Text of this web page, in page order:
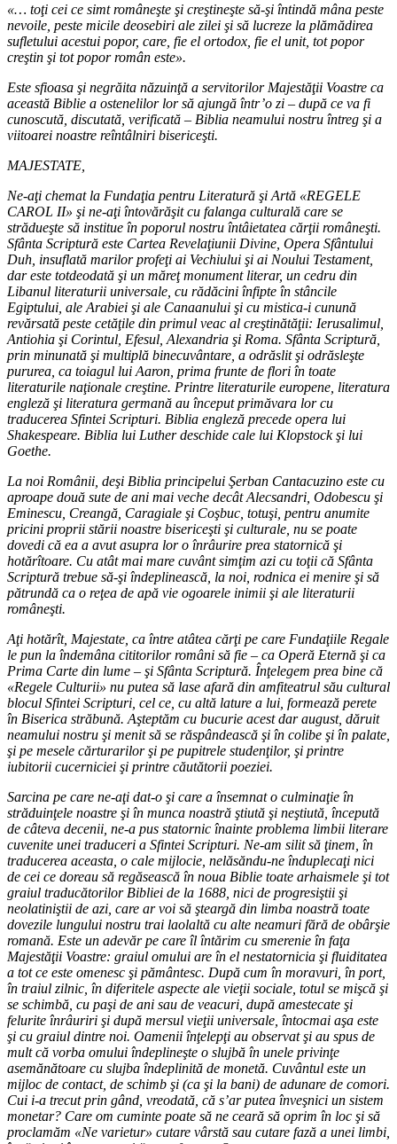
«… toţi cei ce simt româneşte şi creştineşte să-şi întindă mâna peste
nevoile, peste micile deosebiri ale zilei şi să lucreze la plămădirea
sufletului acestui popor, care, fie el ortodox, fie el unit, tot popor
creştin şi tot popor român este».
Este sfioasa şi negrăita năzuinţă a servitorilor Majestăţii Voastre ca
această Biblie a ostenelilor lor să ajungă într’o zi – după ce va fi
cunoscută, discutată, verificată – Biblia neamului nostru întreg şi a
viitoarei noastre reîntâlniri bisericeşti.
MAJESTATE,
Ne-aţi chemat la Fundaţia pentru Literatură şi Artă «REGELE
CAROL II» şi ne-aţi întovărăşit cu falanga culturală care se
strădueşte să institue în poporul nostru întâietatea cărţii româneşti.
Sfânta Scriptură este Cartea Revelaţiunii Divine, Opera Sfântului
Duh, insuflată marilor profeţi ai Vechiului şi ai Noului Testament,
dar este totdeodată şi un măreţ monument literar, un cedru din
Libanul literaturii universale, cu rădăcini înfipte în stâncile
Egiptului, ale Arabiei şi ale Canaanului şi cu mistica-i cunună
revărsată peste cetăţile din primul veac al creştinătăţii: Ierusalimul,
Antiohia şi Corintul, Efesul, Alexandria şi Roma. Sfânta Scriptură,
prin minunată şi multiplă binecuvântare, a odrăslit şi odrăsleşte
pururea, ca toiagul lui Aaron, prima frunte de flori în toate
literaturile naţionale creştine. Printre literaturile europene, literatura
engleză şi literatura germană au început primăvara lor cu
traducerea Sfintei Scripturi. Biblia engleză precede opera lui
Shakespeare. Biblia lui Luther deschide cale lui Klopstock şi lui
Goethe.
La noi Românii, deşi Biblia principelui Şerban Cantacuzino este cu
aproape două sute de ani mai veche decât Alecsandri, Odobescu şi
Eminescu, Creangă, Caragiale şi Coşbuc, totuşi, pentru anumite
pricini proprii stării noastre bisericeşti şi culturale, nu se poate
dovedi că ea a avut asupra lor o înrâurire prea statornică şi
hotărîtoare. Cu atât mai mare cuvânt simţim azi cu toţii că Sfânta
Scriptură trebue să-şi îndeplinească, la noi, rodnica ei menire şi să
pătrundă ca o reţea de apă vie ogoarele inimii şi ale literaturii
româneşti.
Aţi hotărît, Majestate, ca între atâtea cărţi pe care Fundaţiile Regale
le pun la îndemâna cititorilor români să fie – ca Operă Eternă şi ca
Prima Carte din lume – şi Sfânta Scriptură. Înţelegem prea bine că
«Regele Culturii» nu putea să lase afară din amfiteatrul său cultural
blocul Sfintei Scripturi, cel ce, cu altă lature a lui, formează perete
în Biserica străbună. Aşteptăm cu bucurie acest dar august, dăruit
neamului nostru şi menit să se răspândească şi în colibe şi în palate,
şi pe mesele cărturarilor şi pe pupitrele studenţilor, şi printre
iubitorii cucerniciei şi printre căutătorii poeziei.
Sarcina pe care ne-aţi dat-o şi care a însemnat o culminaţie în
străduinţele noastre şi în munca noastră ştiută şi neştiută, începută
de câteva decenii, ne-a pus statornic înainte problema limbii literare
cuvenite unei traduceri a Sfintei Scripturi. Ne-am silit să ţinem, în
traducerea aceasta, o cale mijlocie, nelăsăndu-ne înduplecaţi nici
de cei ce doreau să regăsească în noua Biblie toate arhaismele şi tot
graiul traducătorilor Bibliei de la 1688, nici de progresiştii şi
neolatiniştii de azi, care ar voi să şteargă din limba noastră toate
dovezile lungului nostru trai laolaltă cu alte neamuri fără de obârşie
romană. Este un adevăr pe care îl întărim cu smerenie în faţa
Majestăţii Voastre: graiul omului are în el nestatornicia şi fluiditatea
a tot ce este omenesc şi pământesc. După cum în moravuri, în port,
în traiul zilnic, în diferitele aspecte ale vieţii sociale, totul se mişcă şi
se schimbă, cu paşi de ani sau de veacuri, după amestecate şi
felurite înrâuriri şi după mersul vieţii universale, întocmai aşa este
şi cu graiul dintre noi. Oamenii înţelepţi au observat şi au spus de
mult că vorba omului îndeplineşte o slujbă în unele privinţe
asemănătoare cu slujba îndeplinită de monetă. Cuvântul este un
mijloc de contact, de schimb şi (ca şi la bani) de adunare de comori.
Cui i-a trecut prin gând, vreodată, că s’ar putea înveşnici un sistem
monetar? Care om cuminte poate să ne ceară să oprim în loc şi să
proclamăm «Ne varietur» cutare vârstă sau cutare fază a unei limbi,